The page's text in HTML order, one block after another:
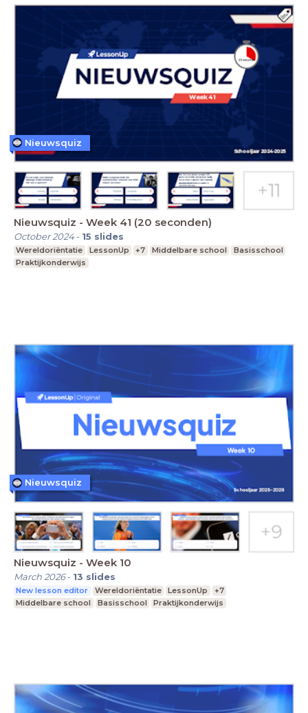
Nieuwsquiz - Week 41 (20 seconden)
October 2024- 15 slides
Wereldoriëntatie LessonUp +7 Middelbare school
Basisschool
Praktijkonderwijs
Nieuwsquiz
Nieuwsquiz - Week 10
March 2026- 13 slides
New lesson editor Wereldoriëntatie LessonUp
+7
Middelbare school
Basisschool Praktijkonderwijs
Nieuwsquiz